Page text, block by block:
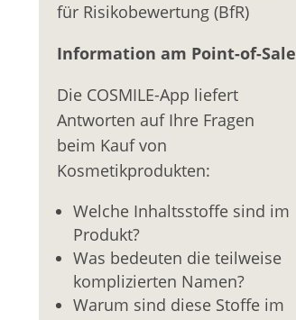
für Risikobewertung (BfR)
Information am Point-of-Sale
Die COSMILE-App liefert
Antworten auf Ihre Fragen
beim Kauf von
Kosmetikprodukten:
Welche Inhaltsstoffe sind im
Produkt?
Was bedeuten die teilweise
komplizierten Namen?
Warum sind diese Stoffe im